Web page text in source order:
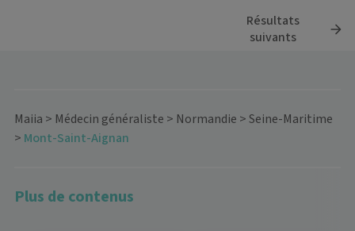
Résultats
suivants
Maiia > Médecin généraliste > Normandie >Seine-Maritime
> Mont-Saint-Aignan
Plus de contenus